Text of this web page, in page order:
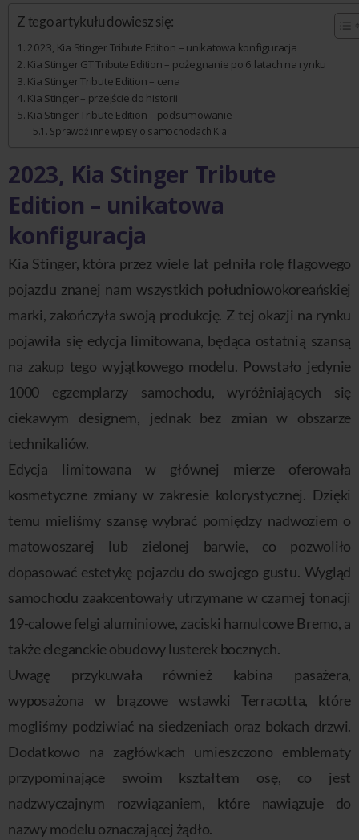
Z tego artykułu dowiesz się:
2023, Kia Stinger Tribute Edition – unikatowa konfiguracja
Kia Stinger GT Tribute Edition – pożegnanie po 6 latach na rynku
Kia Stinger Tribute Edition – cena
Kia Stinger – przejście do historii
Kia Stinger Tribute Edition – podsumowanie
Sprawdź inne wpisy o samochodach Kia
2023, Kia Stinger Tribute
Edition – unikatowa
konfiguracja
Kia Stinger, która przez wiele lat pełniła rolę flagowego
pojazdu znanej nam wszystkich południowokoreańskiej
marki, zakończyła swoją produkcję. Z tej okazji na rynku
pojawiła się edycja limitowana, będąca ostatnią szansą
na zakup tego wyjątkowego modelu. Powstało jedynie
1000 egzemplarzy samochodu, wyróżniających się
ciekawym designem, jednak bez zmian w obszarze
technikaliów.
Edycja limitowana w głównej mierze oferowała
kosmetyczne zmiany w zakresie kolorystycznej. Dzięki
temu mieliśmy szansę wybrać pomiędzy nadwoziem o
matowoszarej lub zielonej barwie, co pozwoliło
dopasować estetykę pojazdu do swojego gustu. Wygląd
samochodu zaakcentowały utrzymane w czarnej tonacji
19-calowe felgi aluminiowe, zaciski hamulcowe Bremo, a
także eleganckie obudowy lusterek bocznych.
Uwagę przykuwała również kabina pasażera,
wyposażona w brązowe wstawki Terracotta, które
mogliśmy podziwiać na siedzeniach oraz bokach drzwi.
Dodatkowo na zagłówkach umieszczono emblematy
przypominające swoim kształtem osę, co jest
nadzwyczajnym rozwiązaniem, które nawiązuje do
nazwy modelu oznaczającej żądło.